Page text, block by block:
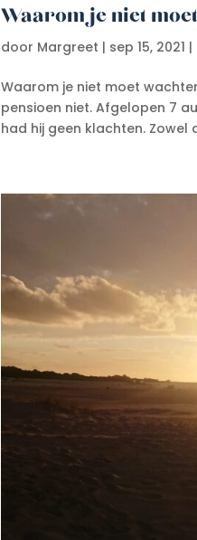
Waarom je niet
door Margreet | sep 15, 2021 |
Waarom je niet moet
pensioen niet. Afgelopen 7
had hij geen klachten. Zowel